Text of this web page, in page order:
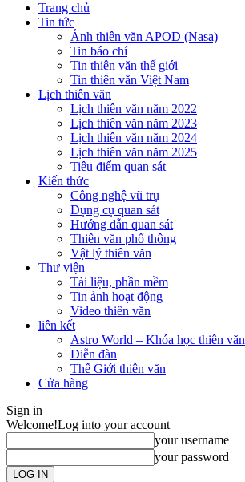
Trang chủ
Tin tức
Ảnh thiên văn APOD (Nasa)
Tin báo chí
Tin thiên văn thế giới
Tin thiên văn Việt Nam
Lịch thiên văn
Lịch thiên văn năm 2022
Lịch thiên văn năm 2023
Lịch thiên văn năm 2024
Lịch thiên văn năm 2025
Tiêu điểm quan sát
Kiến thức
Công nghệ vũ trụ
Dụng cụ quan sát
Hướng dẫn quan sát
Thiên văn phổ thông
Vật lý thiên văn
Thư viện
Tài liệu, phần mềm
Tin ảnh hoạt động
Video thiên văn
liên kết
Astro World – Khóa học thiên văn
Diễn đàn
Thế Giới thiên văn
Cửa hàng
Sign in
Welcome!Log into your account
your username
your password